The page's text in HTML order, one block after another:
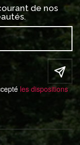
de nos
les dispositions